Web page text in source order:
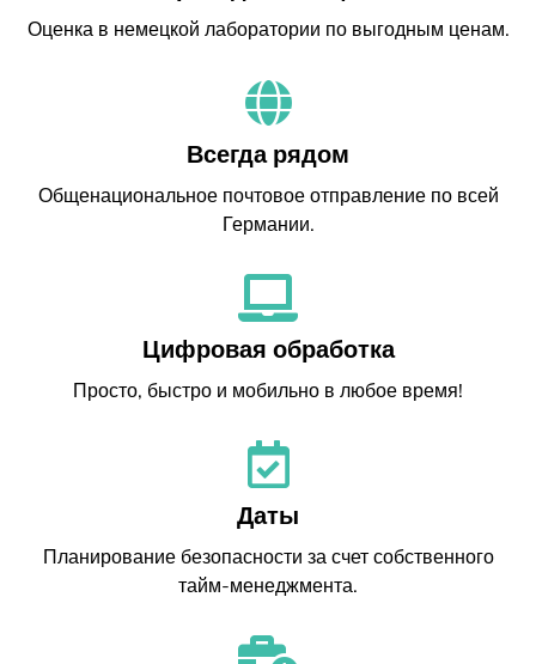
Оценка в немецкой лаборатории по выгодным ценам.
Всегда рядом
Общенациональное почтовое отправление по всей
Германии.
Цифровая обработка
Просто, быстро и мобильно в любое время!
Даты
Планирование безопасности за счет собственного
тайм-менеджмента.